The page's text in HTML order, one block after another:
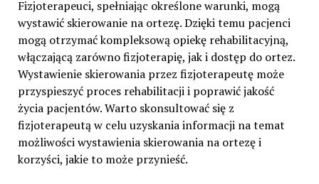
Fizjoterapeuci, spełniając określone warunki, mogą
wystawić skierowanie na ortezę. Dzięki temu pacjenci
mogą otrzymać kompleksową opiekę rehabilitacyjną,
włączającą zarówno fizjoterapię, jak i dostęp do ortez.
Wystawienie skierowania przez fizjoterapeutę może
przyspieszyć proces rehabilitacji i poprawić jakość
życia pacjentów. Warto skonsultować się z
fizjoterapeutą w celu uzyskania informacji na temat
możliwości wystawienia skierowania na ortezę i
korzyści, jakie to może przynieść.